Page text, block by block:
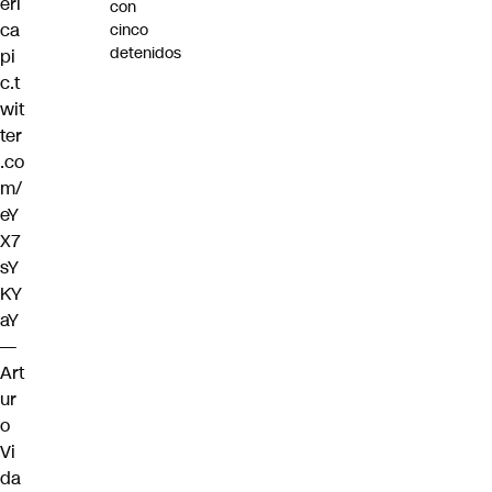
ca
pi
c.t
wit
ter
.co
m/
eY
X7
sY
KY
aY
—
Art
ur
o
Vi
da
con
cinco
detenidos